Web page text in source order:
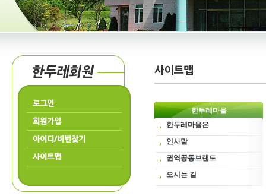
로그인
회원가입
아이디/비번찾기
사이트맵
한두레마을
한두레마을은
인사말
권역공동브랜드
오시는 길